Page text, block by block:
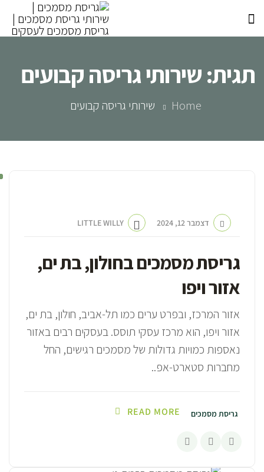
תגית:שירותי גריסה קבועים
Home שירותי גריסה קבועים
גריסת מסמכים בחולון, בת ים,
אזור ויפו
דצמבר 12, 2024 LITTLE WILLY
אזור המרכז, ובפרט ערים כמו תל-אביב, חולון, בת ים,
אזור ויפו, הוא מרכז עסקי תוסס. בעסקים רבים באזור
נאספות כמויות גדולות של מסמכים רגישים, החל
מחברות סטארט-אפ..
גריסת מסמכים READ MORE